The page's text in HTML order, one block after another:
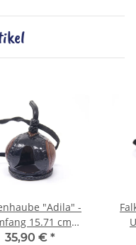
"Adila" -
15.71 cm
braun/schwarz
35,90 € *